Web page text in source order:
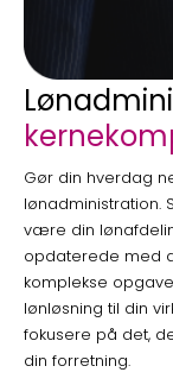
Gør din hverdag
lønadministration.
være din
opdaterede med
komplekse
lønløsning til din
fokusere på det,
din forretning.